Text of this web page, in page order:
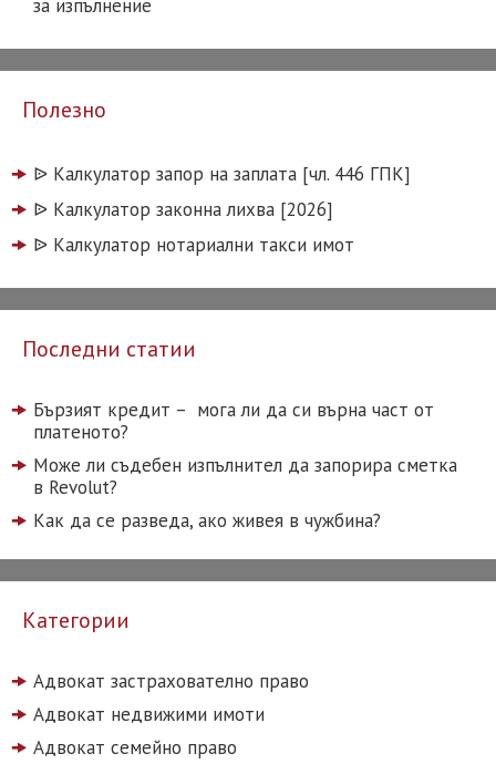
за изпълнение
Полезно
ᐉ️ Калкулатор запор на заплата [чл. 446 ГПК]
ᐉ️ Калкулатор законна лихва [2026]
ᐉ️ Калкулатор нотариални такси имот
Последни статии
Бързият кредит – мога ли да си върна част от
платеното?
Може ли съдебен изпълнител да запорира сметка
в Revolut?
Как да се разведа, ако живея в чужбина?
Категории
Адвокат застрахователно право
Адвокат недвижими имоти
Адвокат семейно право